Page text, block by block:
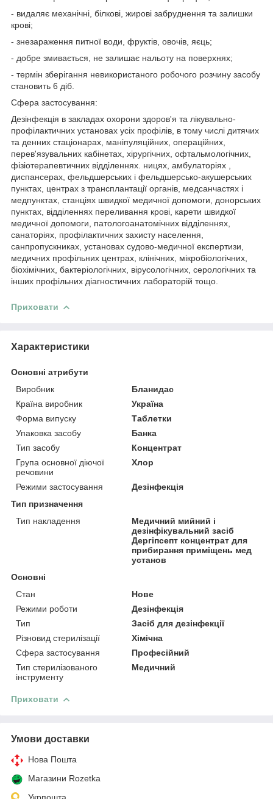
- видаляє механічні, білкові, жирові забруднення та залишки
крові;
- знезараження питної води, фруктів, овочів, яєць;
- добре змивається, не залишає нальоту на поверхнях;
- термін зберігання невикористаного робочого розчину засобу
становить 6 діб.
Сфера застосування:
Дезінфекція в закладах охорони здоров'я та лікувально-
профілактичних установах усіх профілів, в тому числі дитячих
та денних стаціонарах, маніпуляційних, операційних,
перев'язувальних кабінетах, хірургічних, офтальмологічних,
фізіотерапевтичних відділеннях. ницях, амбулаторіях ,
диспансерах, фельдшерських і фельдшерсько-акушерських
пунктах, центрах з трансплантації органів, медсанчастях і
медпунктах, станціях швидкої медичної допомоги, донорських
пунктах, відділеннях переливання крові, карети швидкої
медичної допомоги, патологоанатомічних відділеннях,
санаторіях, профілактичних захисту населення,
санпропускниках, установах судово-медичної експертизи,
медичних профільних центрах, клінічних, мікробіологічних,
біохімічних, бактеріологічних, вірусологічних, серологічних та
інших профільних діагностичних лабораторій тощо.
Приховати
Характеристики
Основні атрибути
Виробник
Бланидас
Країна виробник
Україна
Форма випуску
Таблетки
Упаковка засобу
Банка
Тип засобу
Концентрат
Група основної діючої
речовини
Хлор
Режими застосування
Дезінфекція
Тип призначення
Тип накладення
Медичний мийний і
дезінфікувальний засіб
Дергіпсепт концентрат для
прибирання приміщень мед
установ
Основні
Стан
Нове
Режими роботи
Дезінфекція
Тип
Засіб для дезінфекції
Різновид стерилізації
Хімічна
Сфера застосування
Професійний
Тип стерилізованого
інструменту
Медичний
Приховати
Умови доставки
Нова Пошта
Магазини Rozetka
Укрпошта